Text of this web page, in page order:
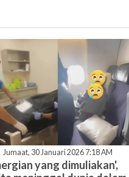
Jumaat, 30 Januari 2026 7:18 AM
yang dimuliakan',